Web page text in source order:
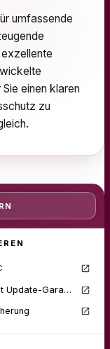
umfassende
einen klaren
zu
PlanerProSave© Mustervertragsservice mit Update-Garantie als Flatrate